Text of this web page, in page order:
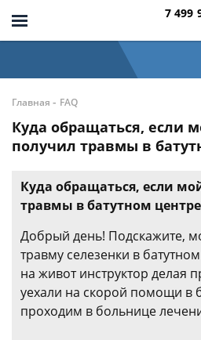
7 499
Главная - FAQ
Куда обращаться, если
получил травмы в
Куда обращаться, если
травмы в батутном
Добрый день! Подскажите,
травму селезенки в
на живот инструктор делая
уехали на скорой помощи в
проходим в больнице